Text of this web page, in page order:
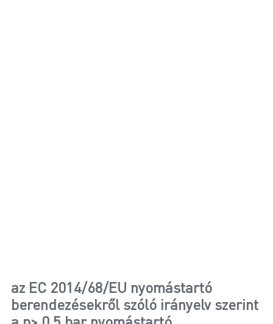
az EC 2014/68/EU nyomástartó
berendezésekről szóló irányelv szerint